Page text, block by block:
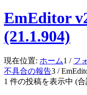
EmEditor
(21.1.904)
現在位置: ホーム1 / フ
不具合の報告3 /
1 件の投稿を表示中 (合